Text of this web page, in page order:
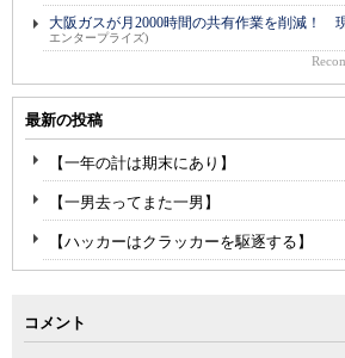
大阪ガスが月2000時間の共有作業を削減！
エンタープライズ)
最新の投稿
【一年の計は期末にあり】
【一男去ってまた一男】
【ハッカーはクラッカーを駆逐する】
コメント